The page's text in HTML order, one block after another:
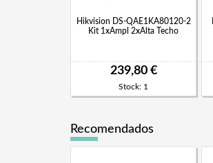
Hikvision DS-QAE1KA80120-2
Kit 1xAmpl 2xAlta Techo
239,80 €
Stock: 1
Recomendados